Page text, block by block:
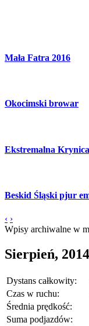
Mała Fatra 2016
Okocimski browar
Ekstremalna
Beskid Śląski pjur
‹ ›
Wpisy archiwalne w
Sierpień, 2014
Dystans całkowity:
Czas w ruchu:
Średnia prędkość:
Suma podjazdów: